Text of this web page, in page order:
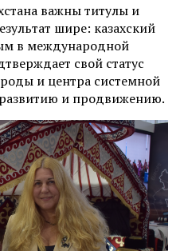
важны титулы и
шире: казахский
в международной
свой статус
и центра системной
и продвижению.